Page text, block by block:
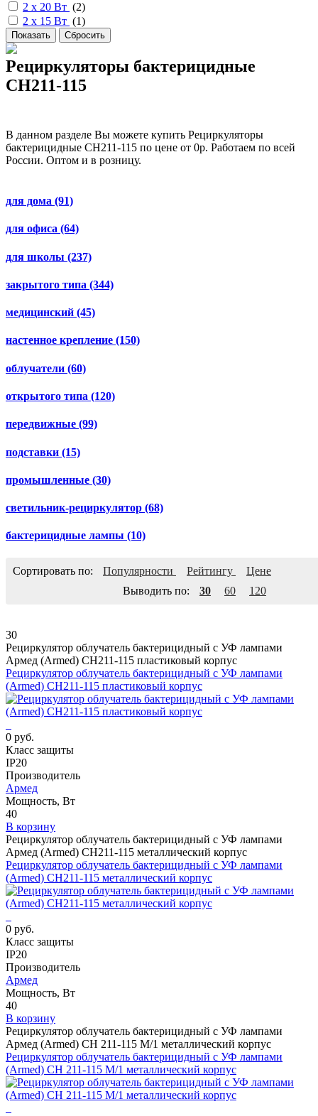
2 х 20 Вт (2)
2 х 15 Вт (1)
Рециркуляторы бактерицидные
CH211-115
В данном разделе Вы можете купить Рециркуляторы
бактерицидные CH211-115 по цене от 0р. Работаем по всей
России. Оптом и в розницу.
для дома (91)
для офиса (64)
для школы (237)
закрытого типа (344)
медицинский (45)
настенное крепление (150)
облучатели (60)
открытого типа (120)
передвижные (99)
подставки (15)
промышленные (30)
светильник-рециркулятор (68)
бактерицидные лампы (10)
Сортировать по: Популярности Рейтингу
Цене
Выводить по:
30 60 120
30
Рециркулятор облучатель бактерицидный с УФ лампами
Армед (Armed) СH211-115 пластиковый корпус
Рециркулятор облучатель бактерицидный с УФ лампами
(Armed) СH211-115 пластиковый корпус
0 руб.
Класс защиты
IP20
Производитель
Армед
Мощность, Вт
40
В корзину
Рециркулятор облучатель бактерицидный с УФ лампами
Армед (Armed) СH211-115 металлический корпус
Рециркулятор облучатель бактерицидный с УФ лампами
(Armed) СH211-115 металлический корпус
0 руб.
Класс защиты
IP20
Производитель
Армед
Мощность, Вт
40
В корзину
Рециркулятор облучатель бактерицидный с УФ лампами
Армед (Armed) СH 211-115 М/1 металлический корпус
Рециркулятор облучатель бактерицидный с УФ лампами
(Armed) СH 211-115 М/1 металлический корпус